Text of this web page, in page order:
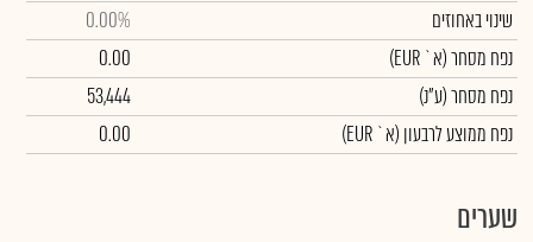
שינוי באחוזים
0.00%
נפח מסחר(א` EUR)
0.00
נפח מסחר(ע"נ)
53,444
נפח ממוצע לרבעון (א` EUR)
0.00
שערים